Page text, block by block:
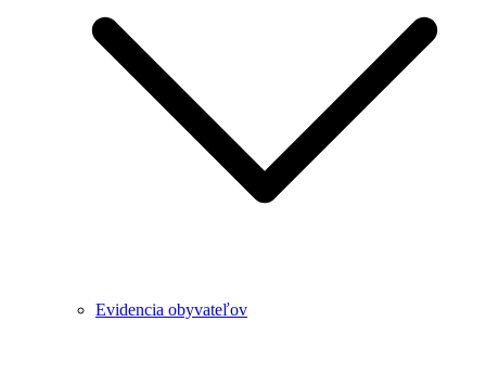
Evidencia obyvateľov